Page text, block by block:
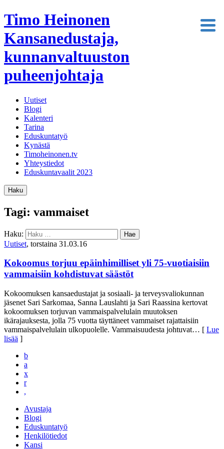
Timo Heinonen
Kansanedustaja,
kunnanvaltuuston
puheenjohtaja
Uutiset
Blogi
Kalenteri
Tarina
Eduskuntatyö
Kynästä
Timoheinonen.tv
Yhteystiedot
Eduskuntavaalit 2023
Haku
Tagi: vammaiset
Haku:
Uutiset, torstaina 31.03.16
Kokoomus torjuu epäinhimilliset yli 75-vuotiaisiin
vammaisiin kohdistuvat säästöt
Kokoomuksen kansaedustajat ja sosiaali- ja terveysvaliokunnan
jäsenet Sari Sarkomaa, Sanna Lauslahti ja Sari Raassina kertovat
kokoomuksen torjuvan vammaispalvelulain muutoksen
ikärajauksesta, jolla 75 vuotta täyttäneet vammaiset rajattaisiin
vammaispalvelulain ulkopuolelle. Vammaisuudesta johtuvat… [ Lue
lisää ]
b
a
x
r
,
Avustaja
Blogi
Eduskuntatyö
Henkilötiedot
Kansi